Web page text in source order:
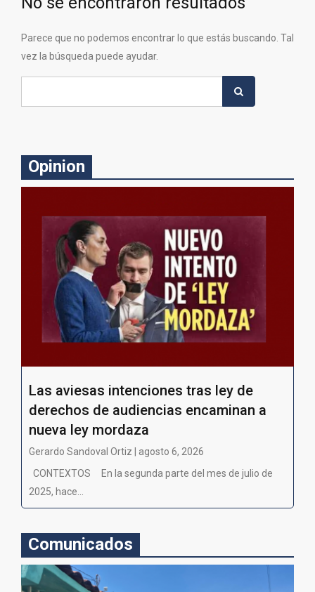
Parece que no podemos encontrar lo que estás buscando. Tal
vez la búsqueda puede ayudar.
Opinion
Las aviesas intenciones tras ley de
derechos de audiencias encaminan a
nueva ley mordaza
Gerardo Sandoval Ortiz | agosto 6, 2026
CONTEXTOS En la segunda parte del mes de julio de
2025, hace...
Comunicados